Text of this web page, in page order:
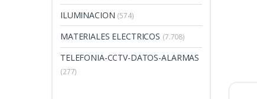
ILUMINACION (574)
MATERIALES ELECTRICOS (7.708)
TELEFONIA-CCTV-DATOS-ALARMAS
(277)